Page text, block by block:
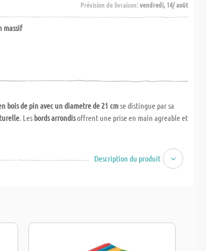
Prévision de livraison:vendredi, 14/ août
massif
bois de pin avec un diametre de 21 cmse distingue par sa
. Les bords arrondisoffrent une prise en main agreable et
etre utilisee de nombreuses manieres pour des projets
. Qu’elle soit utilisee comme
Description du produit